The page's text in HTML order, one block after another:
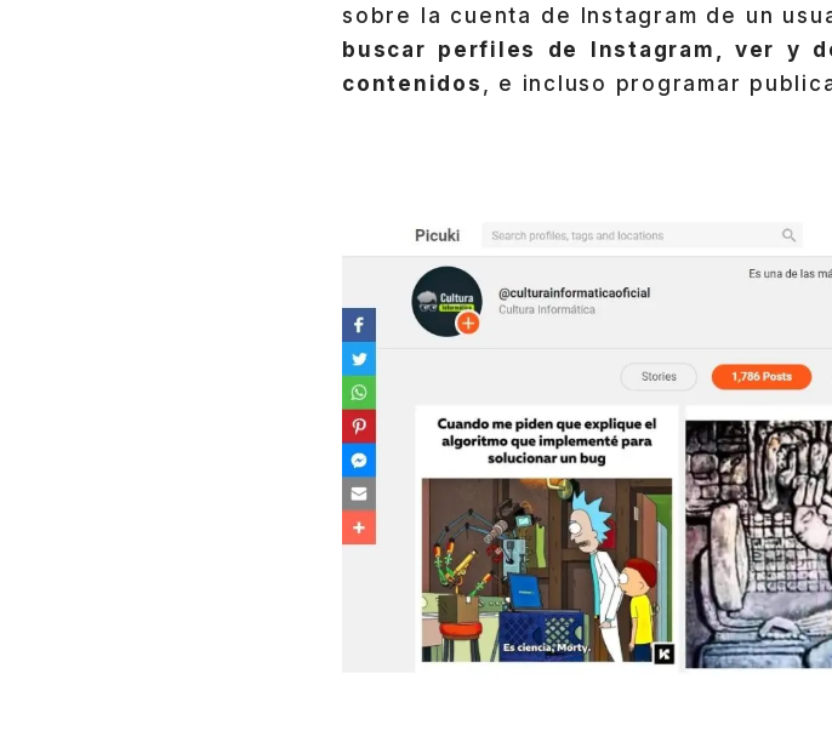
sobre la cuenta de Instagram de un
buscar perfiles de Instagram, ver y
contenidos , e incluso programar